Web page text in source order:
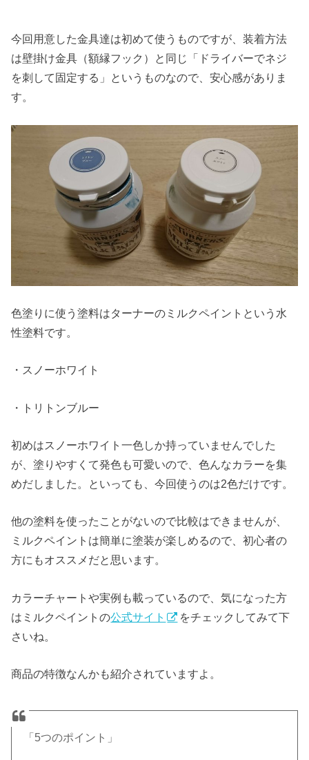
今回用意した金具達は初めて使うものですが、装着方法
は壁掛け金具（額縁フック）と同じ「ドライバーでネジ
を刺して固定する」というものなので、安心感がありま
す。
色塗りに使う塗料はターナーのミルクペイントという水
性塗料です。
・スノーホワイト
・トリトンブルー
初めはスノーホワイト一色しか持っていませんでした
が、塗りやすくて発色も可愛いので、色んなカラーを集
めだしました。といっても、今回使うのは2色だけです。
他の塗料を使ったことがないので比較はできませんが、
ミルクペイントは簡単に塗装が楽しめるので、初心者の
方にもオススメだと思います。
カラーチャートや実例も載っているので、気になった方
はミルクペイントの公式サイト
をチェックしてみて下
さいね。
商品の特徴なんかも紹介されていますよ。
「5つのポイント」